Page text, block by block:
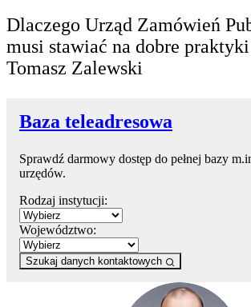
Dlaczego Urząd Zamówień
musi stawiać na dobre
Tomasz Zalewski
Baza teleadresowa
Sprawdź darmowy dostęp do pełnej bazy
urzędów.
Rodzaj instytucji:
Województwo:
Szukaj danych kontaktowych